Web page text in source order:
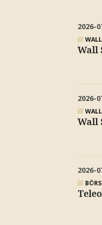
2026-
Wall
2026-
Wall
2026-